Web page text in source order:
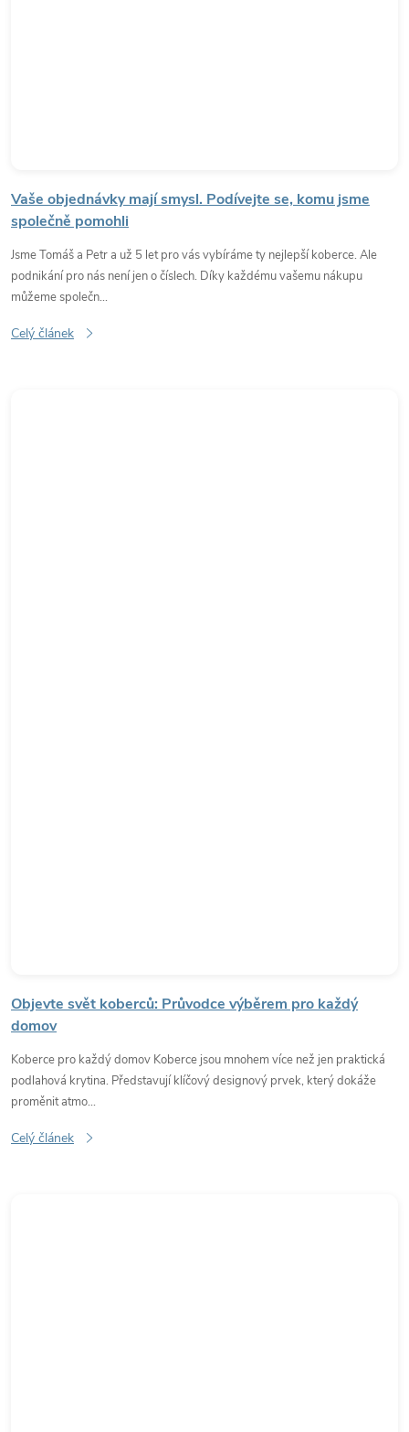
Vaše objednávky mají smysl. Podívejte se, komu jsme
společně pomohli
Jsme Tomáš a Petr a už 5 let pro vás vybíráme ty nejlepší koberce. Ale
podnikání pro nás není jen o číslech. Díky každému vašemu nákupu
můžeme společn...
Celý článek
Objevte svět koberců: Průvodce výběrem pro každý
domov
Koberce pro každý domov Koberce jsou mnohem více než jen praktická
podlahová krytina. Představují klíčový designový prvek, který dokáže
proměnit atmo...
Celý článek